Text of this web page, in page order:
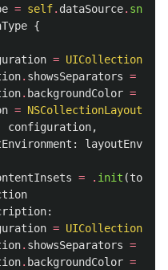
= self. dataSource.
{
=
. showsSeparators =
. backgroundColor =
=
configuration,
:
= . init (top
:
=
. showsSeparators =
. backgroundColor =